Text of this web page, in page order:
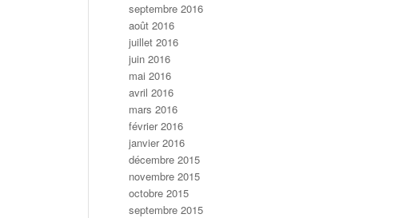
septembre 2016
août 2016
juillet 2016
juin 2016
mai 2016
avril 2016
mars 2016
février 2016
janvier 2016
décembre 2015
novembre 2015
octobre 2015
septembre 2015